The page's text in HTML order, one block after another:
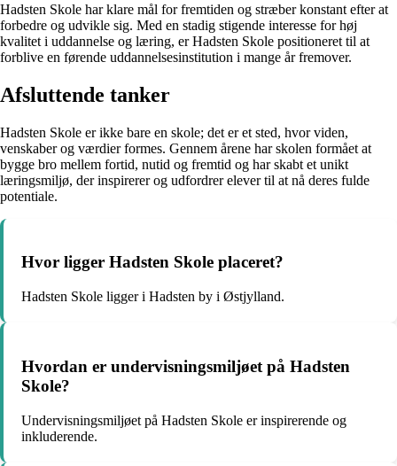
Hadsten Skole har klare mål for fremtiden og stræber konstant efter at
forbedre og udvikle sig. Med en stadig stigende interesse for høj
kvalitet i uddannelse og læring, er Hadsten Skole positioneret til at
forblive en førende uddannelsesinstitution i mange år fremover.
Afsluttende tanker
Hadsten Skole er ikke bare en skole; det er et sted, hvor viden,
venskaber og værdier formes. Gennem årene har skolen formået at
bygge bro mellem fortid, nutid og fremtid og har skabt et unikt
læringsmiljø, der inspirerer og udfordrer elever til at nå deres fulde
potentiale.
Hvor ligger Hadsten Skole placeret?
Hadsten Skole ligger i Hadsten by i Østjylland.
Hvordan er undervisningsmiljøet på Hadsten
Skole?
Undervisningsmiljøet på Hadsten Skole er inspirerende og
inkluderende.